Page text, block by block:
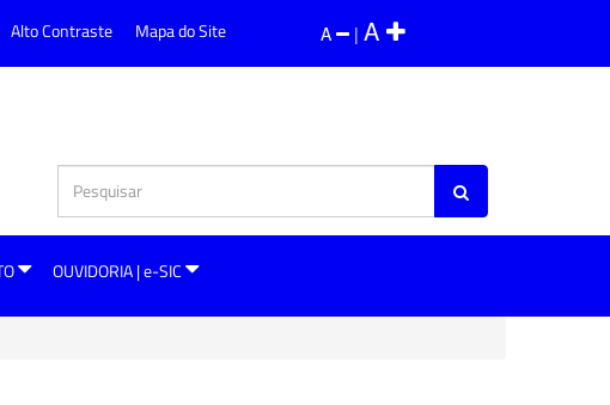
A | A
Alto Contraste Mapa do Site
OUVIDORIA | e-SIC